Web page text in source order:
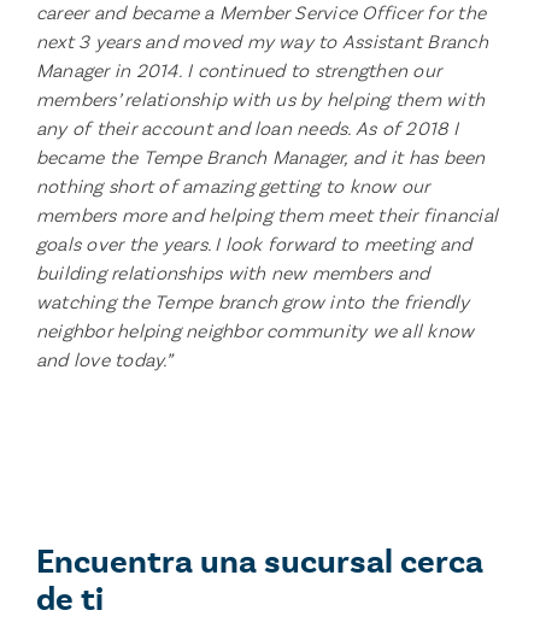
career and became a Member Service Officer for the
next 3 years and moved my way to Assistant Branch
Manager in 2014. I continued to strengthen our
members’ relationship with us by helping them with
any of their account and loan needs. As of 2018 I
became the Tempe Branch Manager, and it has been
nothing short of amazing getting to know our
members more and helping them meet their financial
goals over the years. I look forward to meeting and
building relationships with new members and
watching the Tempe branch grow into the friendly
neighbor helping neighbor community we all know
and love today.”
Encuentra una sucursal cerca
de ti